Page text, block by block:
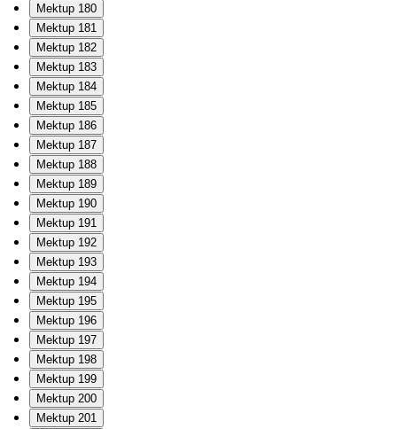
Mektup 180
Mektup 181
Mektup 182
Mektup 183
Mektup 184
Mektup 185
Mektup 186
Mektup 187
Mektup 188
Mektup 189
Mektup 190
Mektup 191
Mektup 192
Mektup 193
Mektup 194
Mektup 195
Mektup 196
Mektup 197
Mektup 198
Mektup 199
Mektup 200
Mektup 201